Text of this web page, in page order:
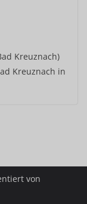
Kreuznach)
Kreuznach in
von